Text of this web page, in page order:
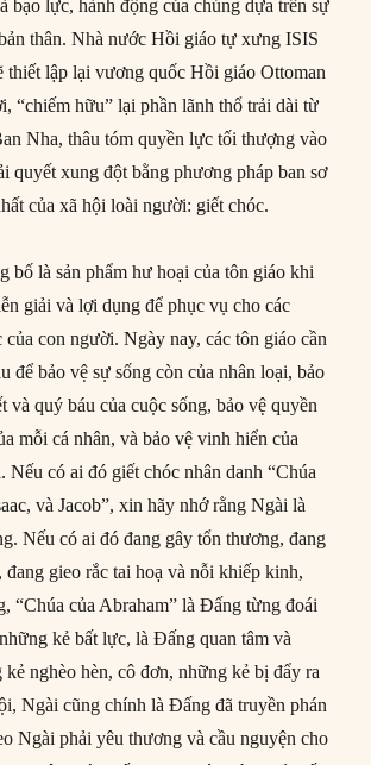
bạo lực, hành động của chúng dựa trên sự
thân. Nhà nước Hồi giáo tự xưng ISIS
thiết lập lại vương quốc Hồi giáo Ottoman
“chiếm hữu” lại phần lãnh thổ trải dài từ
Nha, thâu tóm quyền lực tối thượng vào
quyết xung đột bằng phương pháp ban sơ
của xã hội loài người: giết chóc.
bố là sản phẩm hư hoại của tôn giáo khi
giải và lợi dụng để phục vụ cho các
của con người. Ngày nay, các tôn giáo cần
để bảo vệ sự sống còn của nhân loại, bảo
và quý báu của cuộc sống, bảo vệ quyền
mỗi cá nhân, và bảo vệ vinh hiển của
Nếu có ai đó giết chóc nhân danh “Chúa
và Jacob”, xin hãy nhớ rằng Ngài là
Nếu có ai đó đang gây tổn thương, đang
đang gieo rắc tai hoạ và nỗi khiếp kinh,
“Chúa của Abraham” là Đấng từng đoái
kẻ bất lực, là Đấng quan tâm và
kẻ nghèo hèn, cô đơn, những kẻ bị đẩy ra
Ngài cũng chính là Đấng đã truyền phán
Ngài phải yêu thương và cầu nguyện cho